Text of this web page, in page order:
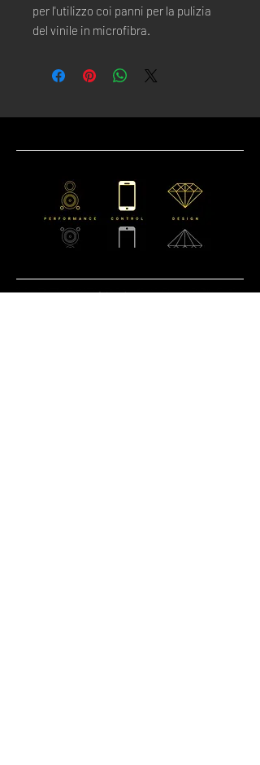
per l'utilizzo coi panni per la pulizia
del vinile in microfibra.